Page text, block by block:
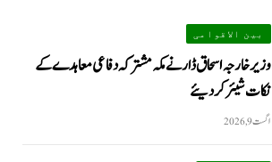
بین الاقوامی
وزیر خارجہ اسحاق ڈار نے مکہ مشترکہ دفاعی معاہدے کے
نکات شیئر کردیئے
اگست 9, 2026